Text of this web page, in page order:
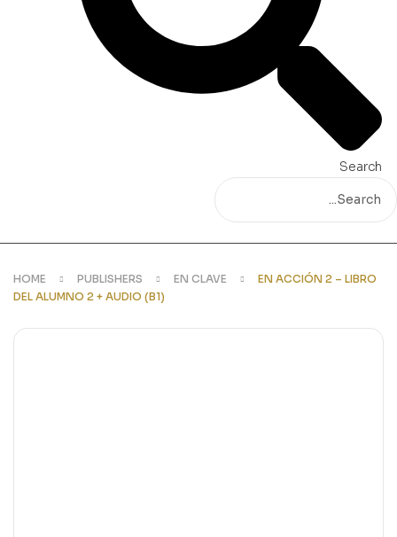
Search
HOME PUBLISHERS EN CLAVE
EN ACCIÓN 2 – LIBRO
DEL ALUMNO 2 + AUDIO (B1)